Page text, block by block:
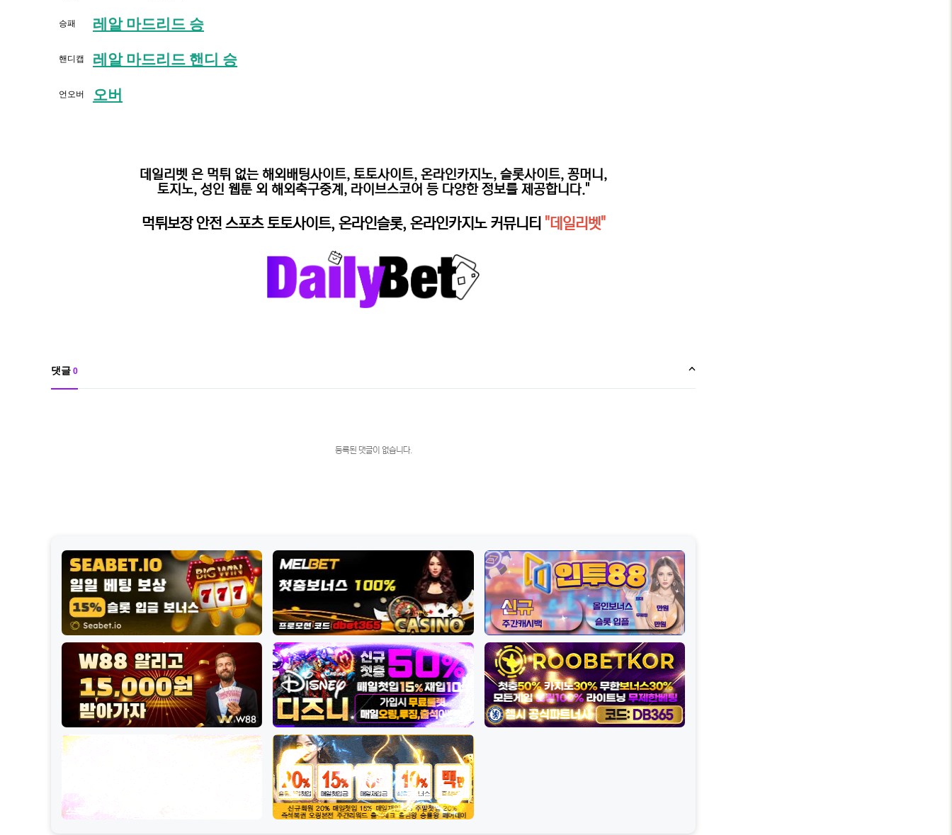
승패 레알 마드리드 승
핸디캡 레알 마드리드 핸디 승
언오버 오버
데일리벳 은 먹튀 없는 해외배팅사이트, 토토사이트, 온라인카지노, 슬롯사이트, 꽁머니,
토지노, 성인 웹툰 외 해외축구중계, 라이브스코어 등 다양한 정보를 제공합니다."
먹튀보장 안전 스포츠 토토사이트, 온라인슬롯, 온라인카지노 커뮤니티 "데일리벳"
댓글 0
등록된 댓글이 없습니다.